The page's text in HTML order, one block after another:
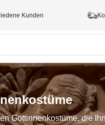
Kunden
Göttinnenkostüme, die